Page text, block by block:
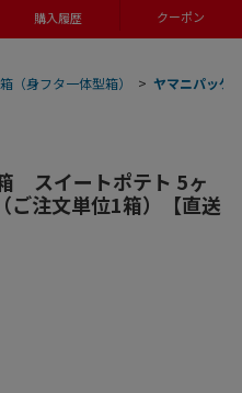
購入履歴 クーポン
（身フタ一体型箱） > ヤマニパッケ
スイートポテト 5ヶ
注文単位1箱）【直送